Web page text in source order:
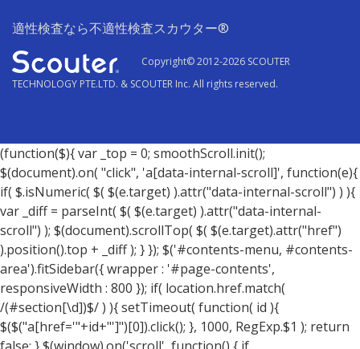
適性検査なら不適性検査スカウター®
Copyright© 2012-2026 SCOUTER
TECHNOLOGY PTE.LTD. & SCOUTER Inc. All rights reserved.
(function($){ var _top = 0; smoothScroll.init();
$(document).on( "click", 'a[data-internal-scroll]', function(e){
if( $.isNumeric( $( $(e.target) ).attr("data-internal-scroll") ) ){
var _diff = parseInt( $( $(e.target) ).attr("data-internal-
scroll") ); $(document).scrollTop( $( $(e.target).attr("href")
).position().top + _diff ); } }); $('#contents-menu, #contents-
area').fitSidebar({ wrapper : '#page-contents',
responsiveWidth : 800 }); if( location.href.match(
/(#section[\d])$/ ) ){ setTimeout( function( id ){
$($("a[href='"+id+"']")[0]).click(); }, 1000, RegExp.$1 ); return
false; } $(window).on('scroll', function() { if